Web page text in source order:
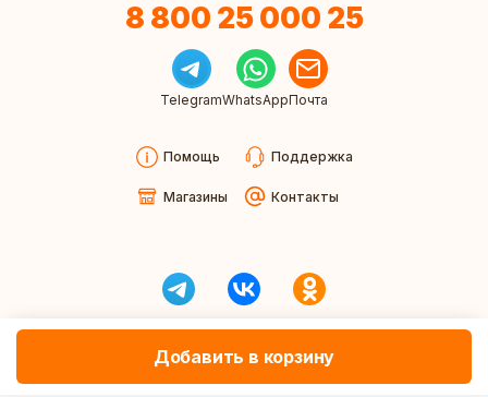
Добавить в корзину
8 800 25 000 25
TelegramWhatsAppПочта
Помощь Поддержка
Магазины Контакты